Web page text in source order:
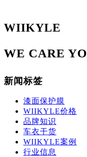
WIIKYLE
WE CARE
新闻标签
漆面保护膜
WIIKYLE价格
品牌知识
车衣干货
WIIKYLE案例
行业信息